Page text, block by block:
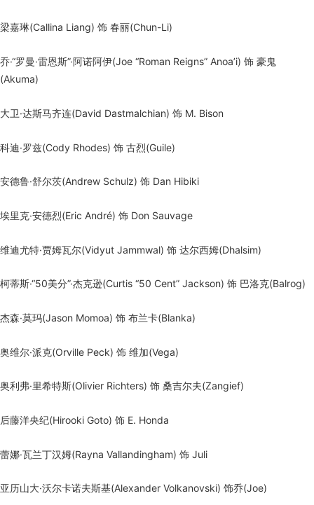
梁嘉琳(Callina Liang) 饰 春丽(Chun-Li)
乔·“罗曼·雷恩斯”·阿诺阿伊(Joe “Roman Reigns” Anoa’i) 饰 豪鬼
(Akuma)
大卫·达斯马齐连(David Dastmalchian) 饰 M. Bison
科迪·罗兹(Cody Rhodes) 饰 古烈(Guile)
安德鲁·舒尔茨(Andrew Schulz) 饰 Dan Hibiki
埃里克·安德烈(Eric André) 饰 Don Sauvage
维迪尤特·贾姆瓦尔(Vidyut Jammwal) 饰 达尔西姆(Dhalsim)
柯蒂斯·“50美分”·杰克逊(Curtis “50 Cent” Jackson) 饰 巴洛克(Balrog)
杰森·莫玛(Jason Momoa) 饰 布兰卡(Blanka)
奥维尔·派克(Orville Peck) 饰 维加(Vega)
奥利弗·里希特斯(Olivier Richters) 饰 桑吉尔夫(Zangief)
后藤洋央纪(Hirooki Goto) 饰 E. Honda
蕾娜·瓦兰丁汉姆(Rayna Vallandingham) 饰 Juli
亚历山大·沃尔卡诺夫斯基(Alexander Volkanovski) 饰乔(Joe)